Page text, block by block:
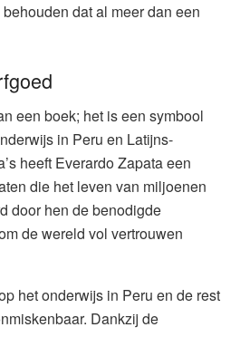
dat al meer dan een
een boek; het is een symbool
in Peru en Latijns-
heeft Everardo Zapata een
die het leven van miljoenen
door hen de benodigde
de wereld vol vertrouwen
het onderwijs in Peru en de rest
Dankzij de